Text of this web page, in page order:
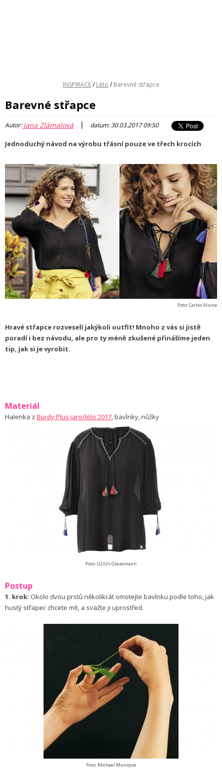
INSPIRACE / Léto / Barevné střapce
Barevné střapce
Autor:Jana Zlámalová | datum: 30.03.2017 09:50
Jednoduchý návod na výrobu třásní pouze ve třech krocích
Foto: Carlos Alsina
Hravé střapce rozveselí jakýkoli outfit! Mnoho z vás si jistě
poradí i bez návodu, ale pro ty méně zkušené přinášíme jeden
tip, jak si je vyrobit.
Materiál
Halenka z Burdy Plus jaro/léto 2017, bavlnky, nůžky
Foto: U2/Uli Glasemann
Postup
1. krok: Okolo dvou prstů několikrát omotejte bavlnku podle toho, jak
hustý střapec chcete mít, a svažte ji uprostřed.
Foto: Michael Munique